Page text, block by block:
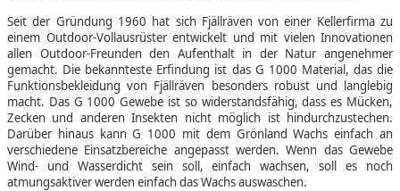
Seit der Gründung 1960 hat sich Fjällräven von einer Kellerfirma zu
einem Outdoor-Vollausrüster entwickelt und mit vielen Innovationen
allen Outdoor-Freunden den Aufenthalt in der Natur angenehmer
gemacht. Die bekannteste Erfindung ist das G 1000 Material, das die
Funktionsbekleidung von Fjällräven besonders robust und langlebig
macht. Das G 1000 Gewebe ist so widerstandsfähig, dass es Mücken,
Zecken und anderen Insekten nicht möglich ist hindurchzustechen.
Darüber hinaus kann G 1000 mit dem Grönland Wachs einfach an
verschiedene Einsatzbereiche angepasst werden. Wenn das Gewebe
Wind- und Wasserdicht sein soll, einfach wachsen, soll es noch
atmungsaktiver werden einfach das Wachs auswaschen.